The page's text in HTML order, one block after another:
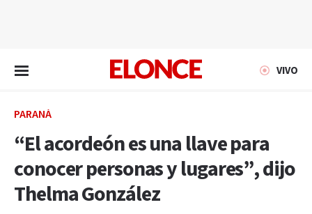
VIVO
PARANÁ
“El acordeón es una llave para
conocer personas y lugares”, dijo
Thelma González